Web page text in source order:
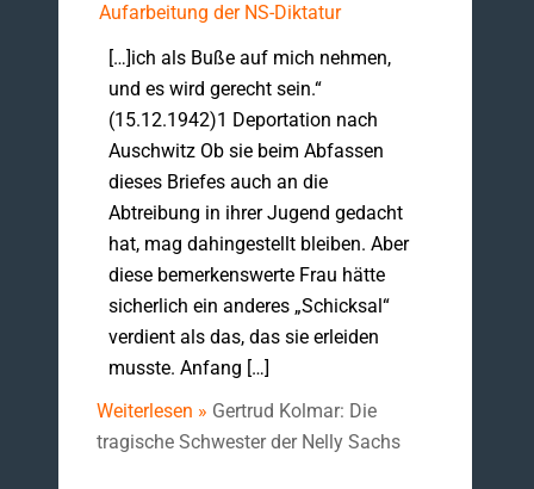
Aufarbeitung der NS-Diktatur
[…]ich als Buße auf mich nehmen,
und es wird gerecht sein.“
(15.12.1942)1 Deportation nach
Auschwitz Ob sie beim Abfassen
dieses Briefes auch an die
Abtreibung in ihrer Jugend gedacht
hat, mag dahingestellt bleiben. Aber
diese bemerkenswerte Frau hätte
sicherlich ein anderes „Schicksal“
verdient als das, das sie erleiden
musste. Anfang […]
Weiterlesen » Gertrud Kolmar: Die
tragische Schwester der Nelly Sachs